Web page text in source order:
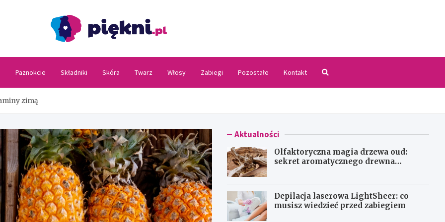
Paznokcie Składniki Skóra Twarz Włosy Zabiegi Pozostałe Kontakt
zimą
Aktualności
Olfaktoryczna magia drzewa oud:
sekret aromatycznego drewna
Depilacja laserowa LightSheer: co
musisz wiedzieć przed zabiegiem